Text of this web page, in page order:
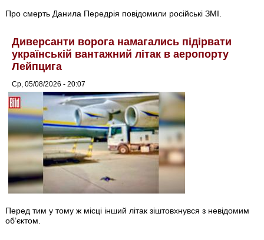
Про смерть Данила Передрія повідомили російські ЗМІ.
Диверсанти ворога намагались підірвати
українській вантажний літак в аеропорту
Лейпцига
Ср, 05/08/2026 - 20:07
Перед тим у тому ж місці інший літак зіштовхнувся з невідомим
об’єктом.